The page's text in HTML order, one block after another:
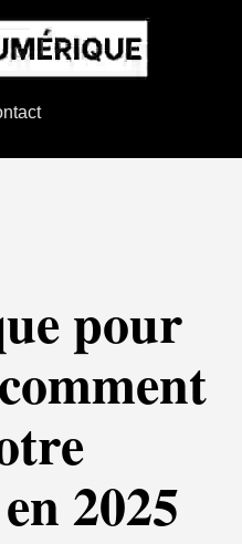
pour
2025